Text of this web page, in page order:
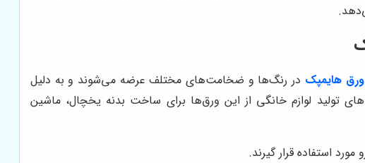
ورق هایمپک در رنگ‌ها و ضخامت‌های مختلف عرضه می‌شوند و به دلیل
تولید لوازم خانگی از این ورق‌ها برای ساخت بدنه یخچال، ماشین
استفاده قرار گیرند.